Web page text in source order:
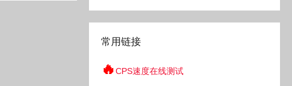
常用链接
🔥CPS速度在线测试